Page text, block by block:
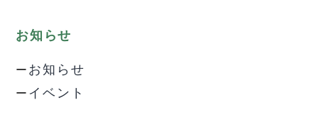
お知らせ
お知らせ
イベント